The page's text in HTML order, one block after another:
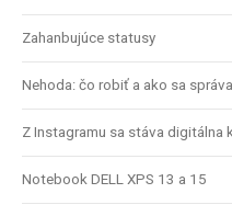
Zahanbujúce statusy
Nehoda: čo robiť a ako sa
Z Instagramu sa stáva digitálna
Notebook DELL XPS 13 a 15